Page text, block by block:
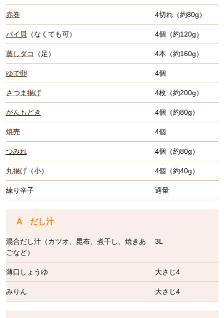
赤巻 4切れ（約80g）
バイ貝 （なくても可） 4個（約120g）
蒸しダコ （足） 4本（約160g）
ゆで卵 4個
さつま揚げ 4枚（約200g）
がんもどき 4個（約80g）
焼売 4個
つみれ 4個（約80g）
丸揚げ（小） 4個（約40g）
練り辛子 適量
A だし汁
混合だし汁（カツオ、昆布、煮干し、焼きあ
ごなど）
3L
薄口しょうゆ 大さじ4
みりん 大さじ4